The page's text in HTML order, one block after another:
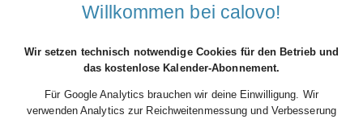
Willkommen bei calovo!
Wir setzen technisch notwendige Cookies für den Betrieb und
das kostenlose Kalender-Abonnement.
Für Google Analytics brauchen wir deine Einwilligung. Wir
verwenden Analytics zur Reichweitenmessung und Verbesserung